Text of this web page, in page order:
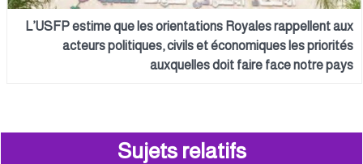
L’USFP estime que les orientations Royales rappellent aux
acteurs politiques, civils et économiques les priorités
auxquelles doit faire face notre pays
Sujets relatifs